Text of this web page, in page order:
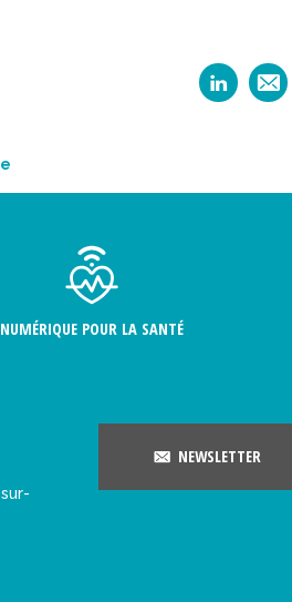
NUMÉRIQUE POUR LA SANTÉ
NEWSLETTER